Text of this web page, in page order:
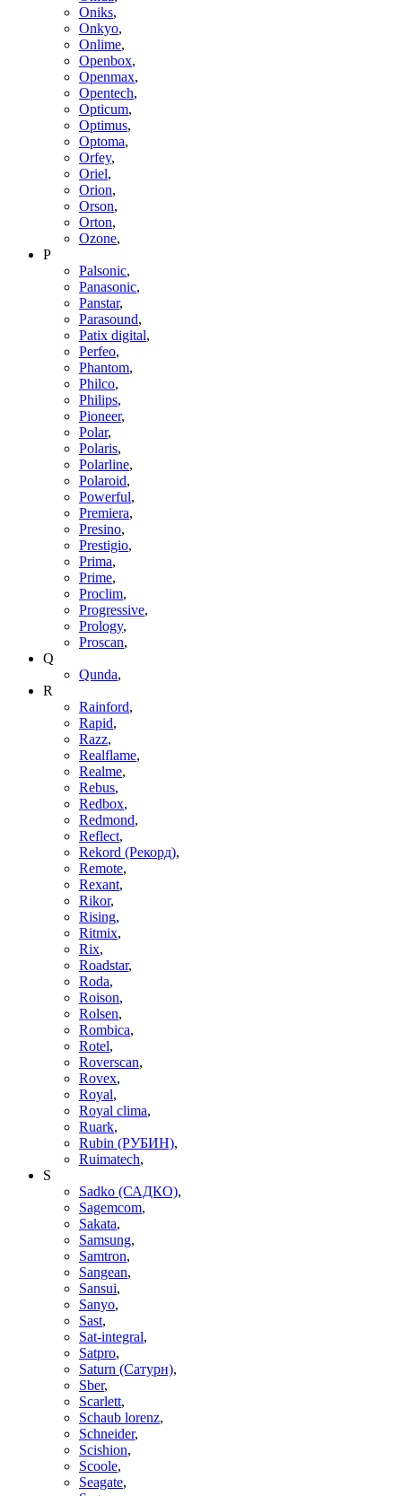
Oniks,
Onkyo,
Onlime,
Openbox,
Openmax,
Opentech,
Opticum,
Optimus,
Optoma,
Orfey,
Oriel,
Orion,
Orson,
Orton,
Ozone,
P
Palsonic,
Panasonic,
Panstar,
Parasound,
Patix digital,
Perfeo,
Phantom,
Philco,
Philips,
Pioneer,
Polar,
Polaris,
Polarline,
Polaroid,
Powerful,
Premiera,
Presino,
Prestigio,
Prima,
Prime,
Proclim,
Progressive,
Prology,
Proscan,
Q
Qunda,
R
Rainford,
Rapid,
Razz,
Realflame,
Realme,
Rebus,
Redbox,
Redmond,
Reflect,
Rekord (Рекорд),
Remote,
Rexant,
Rikor,
Rising,
Ritmix,
Rix,
Roadstar,
Roda,
Roison,
Rolsen,
Rombica,
Rotel,
Roverscan,
Rovex,
Royal,
Royal clima,
Ruark,
Rubin (РУБИН),
Ruimatech,
S
Sadko (САДКО),
Sagemcom,
Sakata,
Samsung,
Samtron,
Sangean,
Sansui,
Sanyo,
Sast,
Sat-integral,
Satpro,
Saturn (Сатурн),
Sber,
Scarlett,
Schaub lorenz,
Schneider,
Scishion,
Scoole,
Seagate,